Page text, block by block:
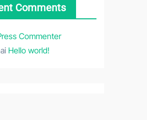
Comments
Commenter
Hello world!